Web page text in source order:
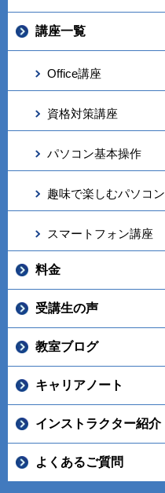
講座一覧
Office講座
資格対策講座
パソコン基本操作
趣味で楽しむパソコン
スマートフォン講座
料金
受講生の声
教室ブログ
キャリアノート
インストラクター紹介
よくあるご質問